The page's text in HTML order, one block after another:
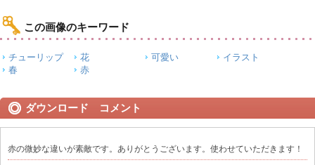
この画像のキーワード
チューリップ 花 可愛い
イラスト
春
赤
ダウンロード コメント
赤の微妙な違いが素敵です。ありがとうございます。使わせていただきます！